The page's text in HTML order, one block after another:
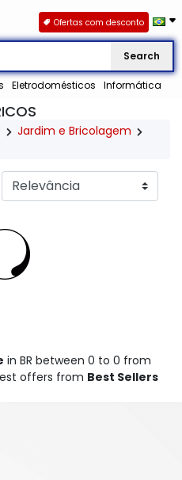
Search
Eletrodomésticos Informática
Ofertas com desconto
Jardim e Bricolagem
in BR between 0 to 0 from
offers from Best Sellers